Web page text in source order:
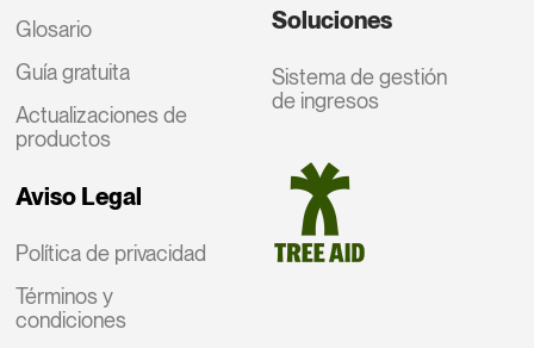
Glosario
Guía gratuita
Actualizaciones de
productos
Aviso Legal
Política de privacidad
Términos y
condiciones
Soluciones
Sistema de gestión
de ingresos